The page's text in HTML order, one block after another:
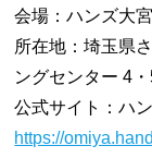
会場：ハンズ大
所在地：埼玉県
ングセンター 4
公式サイト：ハ
https://